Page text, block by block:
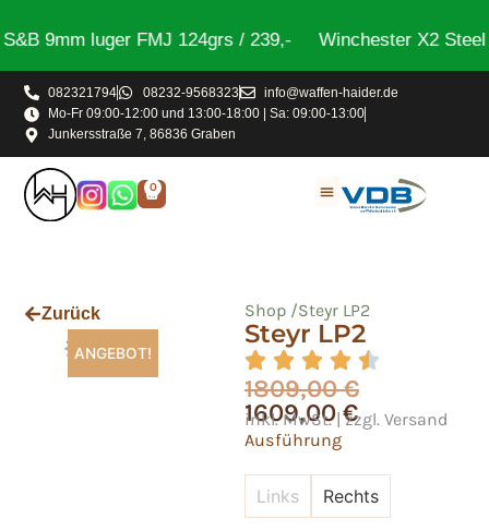
9mm luger FMJ 124grs / 239,- Winchester X2 Steel
082321794 08232-9568323
info@waffen-haider.de
Mo-Fr 09:00-12:00 und 13:00-18:00 | Sa: 09:00-13:00
Junkersstraße 7, 86836 Graben
0
Steyr LP2
1809,00€
1609,00€
inkl. MwSt. | zzgl. Versand
Ausführung
Links Rechts
Shop /Steyr LP2
Zurück
ANGEBOT!